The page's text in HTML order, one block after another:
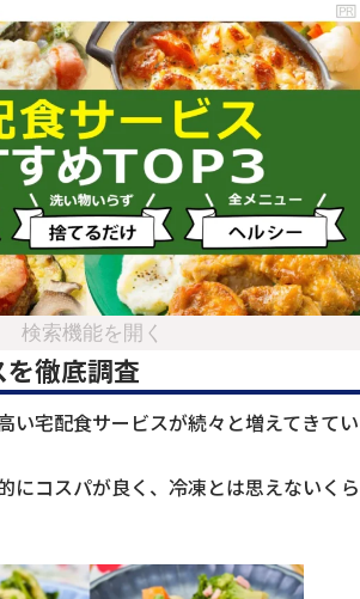
検索機能を開く
徹底調査
い宅配食サービスが続々と増えてきてい
にコスパが良く、冷凍とは思えないくら